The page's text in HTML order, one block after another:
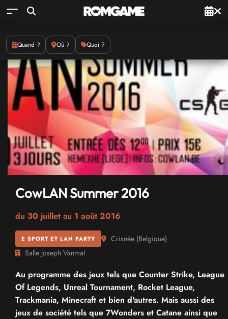
Quand ? Où ? Quoi ?
CowLAN Summer 2016
du 30 juillet au 1 août 2016
E SPORT ET LAN PARTY Crisnée (Belgique)
Salle Joseph Vanmal
Au programme des jeux tels que Counter Strike, League
Of Legends, Unreal Tournament, Rocket League,
Trackmania, Minecraft et bien d'autres. Mais aussi des
jeux de société tels que 7Wonders et Catane ainsi que